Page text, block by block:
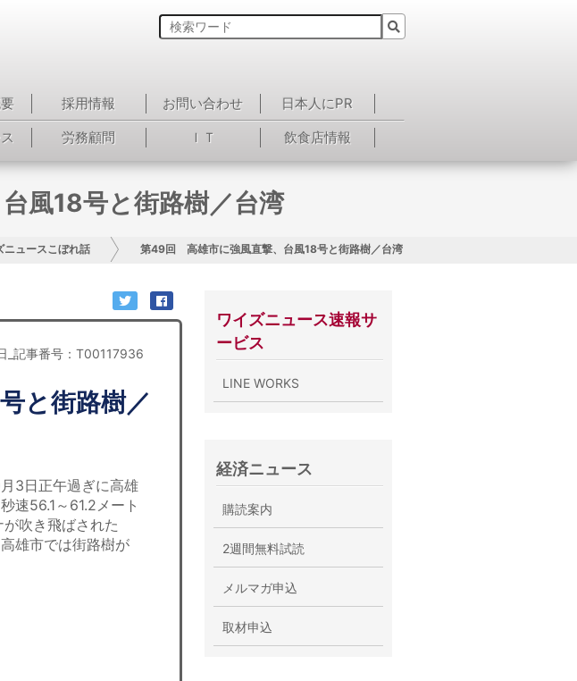
採用情報 お問い合わせ
日本人にPR
労務顧問 ＩＴ 飲食店情報
風18号と街路樹／台湾
ニュースこぼれ話 第49回 高雄市に強風直撃、台風18号と街路樹／台湾
_記事番号：T00117936
と街路樹／
3日正午過ぎに高雄
速56.1～61.2メート
吹き飛ばされた
雄市では街路樹が
ワイズニュース速報サ
ービス
LINE WORKS
経済ニュース
購読案内
2週間無料試読
メルマガ申込
取材申込